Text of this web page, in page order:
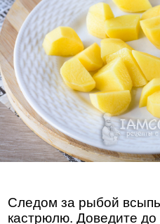
Следом за рыбой
кастрюлю. Доведите до